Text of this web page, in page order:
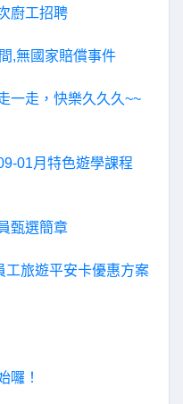
廚工招聘
,無國家賠償事件
一走，快樂久久久~~
01月特色遊學課程
甄選簡章
工旅遊平安卡優惠方案
囉！